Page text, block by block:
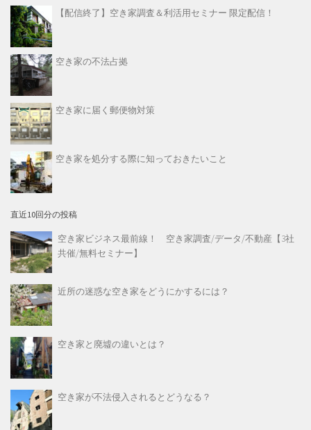
【配信終了】空き家調査＆利活用セミナー 限定配信！
空き家の不法占拠
空き家に届く郵便物対策
空き家を処分する際に知っておきたいこと
直近10回分の投稿
空き家ビジネス最前線！ 空き家調査/データ/不動産【3社
共催/無料セミナー】
近所の迷惑な空き家をどうにかするには？
空き家と廃墟の違いとは？
空き家が不法侵入されるとどうなる？